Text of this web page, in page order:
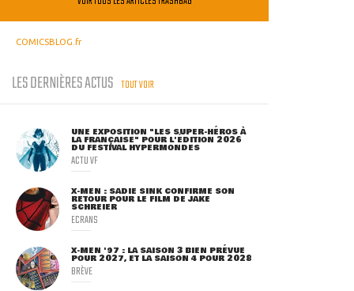
COMICSBLOG.fr
LES DERNIÈRES ACTUS TOUT VOIR
UNE EXPOSITION "LES SUPER-HÉROS À
LA FRANÇAISE" POUR L'ÉDITION 2026
DU FESTIVAL HYPERMONDES
ACTU VF
X-MEN : SADIE SINK CONFIRME SON
RETOUR POUR LE FILM DE JAKE
SCHREIER
ECRANS
X-MEN '97 : LA SAISON 3 BIEN PRÉVUE
POUR 2027, ET LA SAISON 4 POUR 2028
BRÈVE